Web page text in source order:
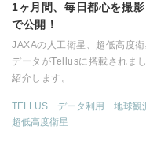
1ヶ月間、毎日都心を撮
で公開！
JAXAの人工衛星、超低高度
データがTellusに搭載されま
紹介します。
TELLUS データ利用 地球観
超低高度衛星